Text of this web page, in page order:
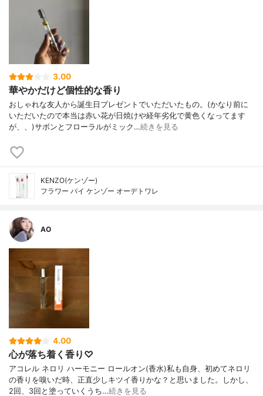
3.00
華やかだけど個性的な香り
おしゃれな友人から誕生日プレゼントでいただいたもの。(かなり前に
いただいたので本当は赤い花が日焼けや経年劣化で黄色くなってます
が、、)サボンとフローラルがミック…続きを見る
KENZO(ケンゾー)
フラワー バイ ケンゾー オーデトワレ
AO
4.00
心が落ち着く香り♡
アコレル ネロリ ハーモニー ロールオン(香水)私も自身、初めてネロリ
の香りを嗅いだ時、正直少しキツイ香りかな？と思いました。しかし、
2回、3回と塗っていくうち…続きを見る